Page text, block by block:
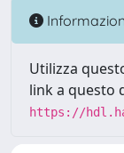
Utilizza
link a questo
https://